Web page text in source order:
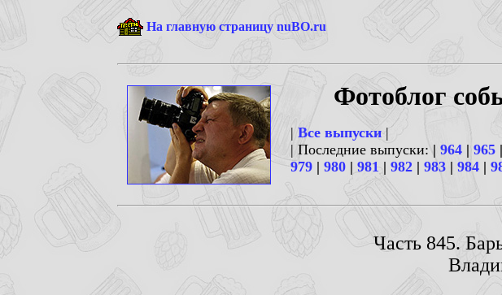
На главную страницу nuBO.ru
Фотоблог
| Все выпуски |
| Последние выпуски: | 964 | 965 |
979 | 980 | 981 | 982 | 983 | 984 |
Часть 845.